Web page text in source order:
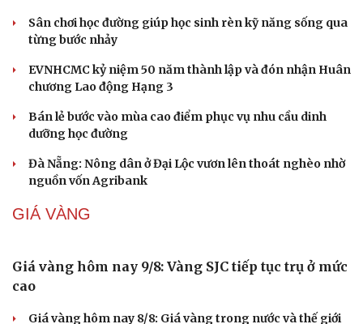
Tư vấn
Câu chuyện thời sự
Sao Việt 9-8: Công ty quản lý chính thức bỏ tên
Miu Lê
Dàn MC VTV ngồi ghế nóng, hơn 300 thí sinh bước vào
Tứ kết MC nhí
Hoàng Rob đưa dàn nhạc lên sân khấu Anh trai vượt
ngàn chông gai 2026
4.000 khán giả gọi tên Phùng Khánh Linh, nữ ca sĩ nói
không còn cô đơn
DOANH NGHIỆP